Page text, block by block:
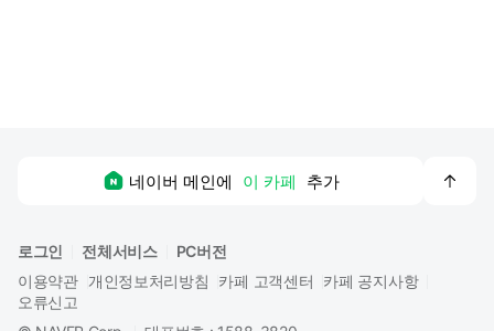
네이버 메인에 이 카페 추가
로그인
전체서비스
PC버전
이용약관 개인정보처리방침 카페 고객센터
카페 공지사항
오류신고